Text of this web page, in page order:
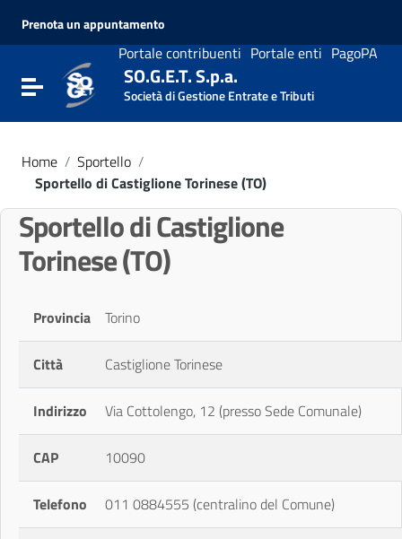
Vai al menu di navigazione
Prenota un appuntamento
Portale contribuenti Portale enti PagoPA
Attiva / disattiva la navigazione
SO.G.E.T. S.p.a.
Società di Gestione Entrate e Tributi
Home / Sportello /
Sportello di Castiglione Torinese (TO)
Sportello di Castiglione
Torinese (TO)
Provincia Torino
Città Castiglione Torinese
Indirizzo Via Cottolengo, 12 (presso Sede Comunale)
CAP 10090
Telefono 011 0884555 (centralino del Comune)